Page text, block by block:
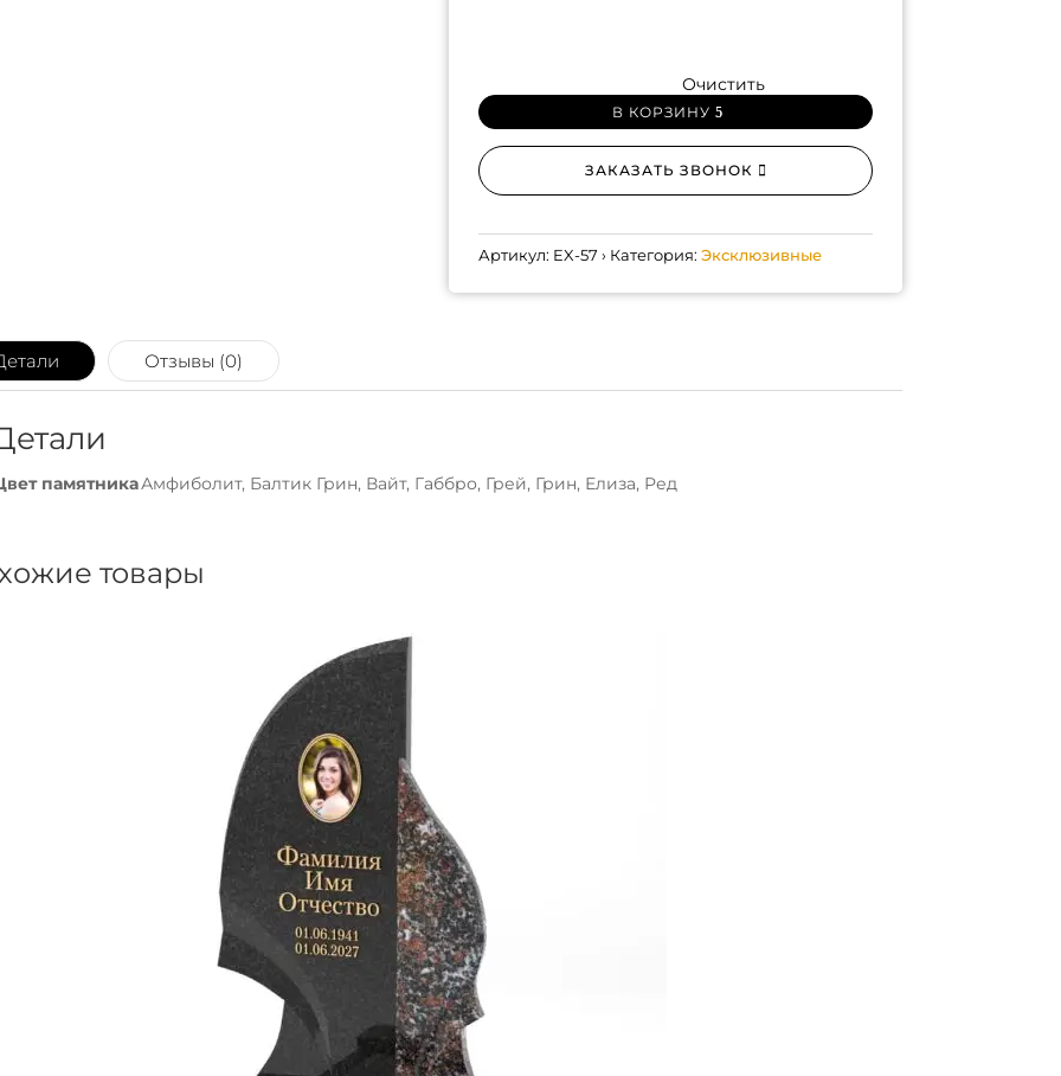
Очистить
В КОРЗИНУ
ЗАКАЗАТЬ ЗВОНОК
Артикул: EX-57 Категория: Эксклюзивные
Отзывы (0)
памятникаАмфиболит, Балтик Грин, Вайт, Габбро, Грей, Грин, Елиза, Ред
товары